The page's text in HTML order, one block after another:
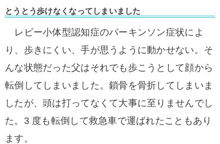
とうとう歩けなくなってしまいました
レビー小体型認知症のパーキンソン症状によ
り、歩きにくい、手が思うように動かせない。そ
んな状態だった父はそれでも歩こうとして顔から
転倒してしまいました。鎖骨を骨折してしまいま
したが、頭は打ってなくて大事に至りませんでし
た。3 度も転倒して救急車で運ばれたこともあり
ます。